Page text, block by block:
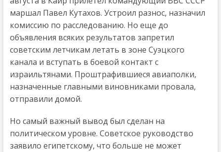
маршал Павел Кутахов. Устроил разнос, назначил
комиссию по расследованию. Но еще до
объявления всяких результатов запретил
советским летчикам летать в зоне Суэцкого
канала и вступать в боевой контакт с
израильтянами. Проштрафившиеся авиаполки,
назначенные главными виновниками провала,
отправили домой.
Но самый важный вывод был сделан на
политическом уровне. Советское руководство
заявило египетскому, что больше не может